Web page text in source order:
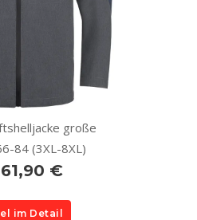
große
84 (3XL-8XL)
€
im Detail